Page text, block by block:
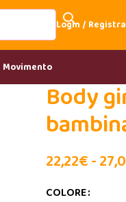
Login /
Movimento
Body
22,22€-
COLORE